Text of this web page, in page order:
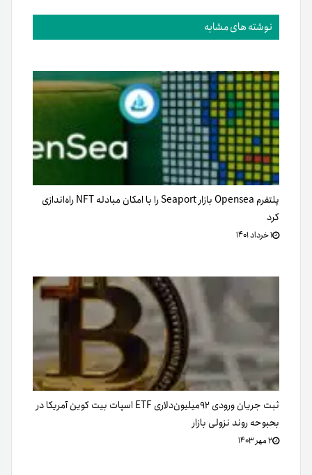
نوشته های مشابه
پلتفرم Opensea بازار Seaport را با امکان مبادله NFT راه‌اندازی
کرد
۱ خرداد ۱۴۰۱
ثبت جریان ورودی ۹۲میلیون‌دلاری ETF اسپات‌ بیت کوین آمریکا در
بحبوحه روند نزولی بازار
۲ مهر ۱۴۰۳